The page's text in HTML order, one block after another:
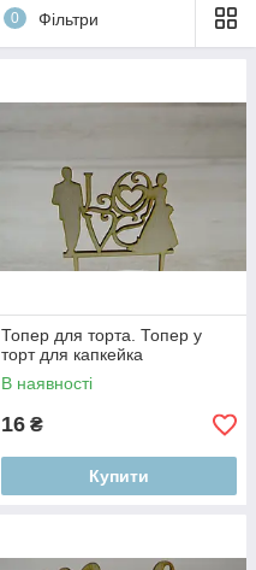
0 Фільтри
Топер для торта. Топер у
торт для капкейка
В наявності
16 ₴
Купити